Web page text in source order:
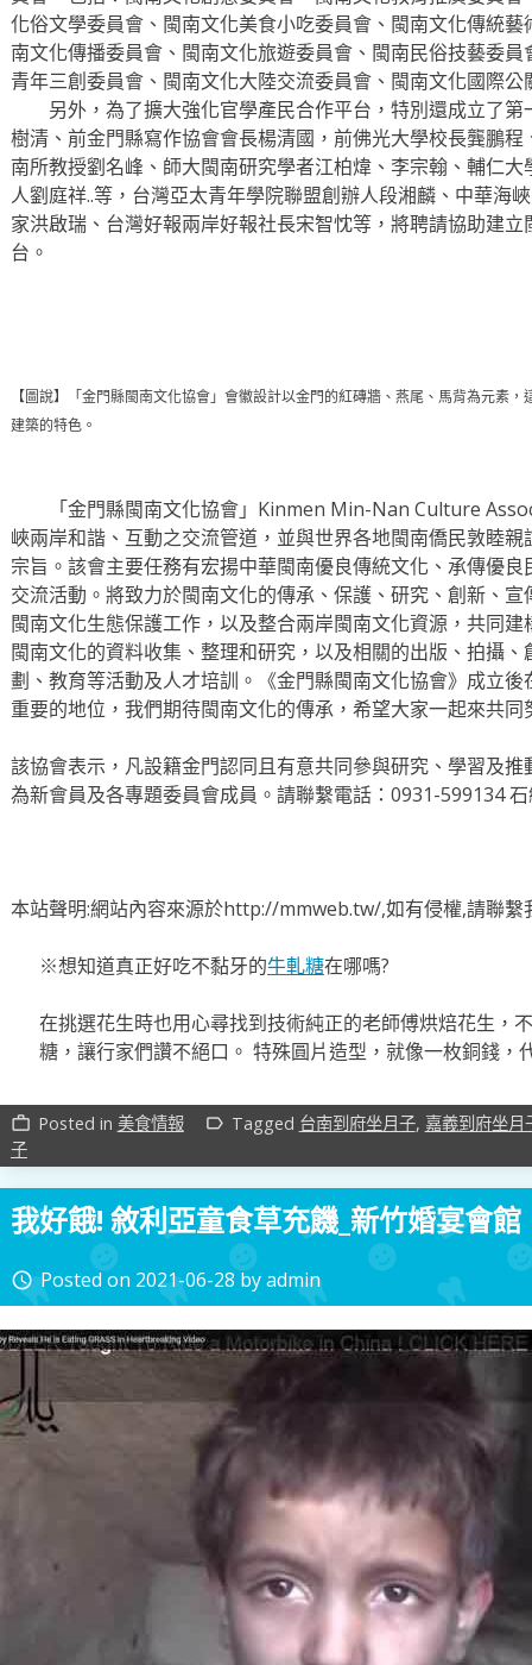
化俗文學委員會、閩南文化美食小吃委員會、閩南文化傳統
南文化傳播委員會、閩南文化旅遊委員會、閩南民俗技藝委
青年三創委員會、閩南文化大陸交流委員會、閩南文化國際
另外，為了擴大強化官學產民合作平台，特別還成立了第
樹清、前金門縣寫作協會會長楊清國，前佛光大學校長龔鵬
南所教授劉名峰、師大閩南研究學者江柏煒、李宗翰、輔仁
人劉庭祥..等，台灣亞太青年學院聯盟創辦人段湘麟、中華海
家洪啟瑞、台灣好報兩岸好報社長宋智忱等，將聘請協助建
台。
【圖說】「金門縣閩南文化協會」會徽設計以金門的紅磚牆、燕尾、馬背為元素
建築的特色。
「金門縣閩南文化協會」Kinmen Min-Nan Culture
峽兩岸和諧、互動之交流管道，並與世界各地閩南僑民敦睦
宗旨。該會主要任務有宏揚中華閩南優良傳統文化、承傳優
交流活動。將致力於閩南文化的傳承、保護、研究、創新、
閩南文化生態保護工作，以及整合兩岸閩南文化資源，共同
閩南文化的資料收集、整理和研究，以及相關的出版、拍攝
劃、教育等活動及人才培訓。《金門縣閩南文化協會》成立
重要的地位，我們期待閩南文化的傳承，希望大家一起來共同
該協會表示，凡設籍金門認同且有意共同參與研究、學習及
為新會員及各專題委員會成員。請聯繫電話：0931-599134
本站聲明:網站內容來源於http://mmweb.tw/,如有侵權,請聯繫
※想知道真正好吃不黏牙的牛軋糖在哪嗎?
在挑選花生時也用心尋找到技術純正的老師傅烘焙花生，
糖，讓行家們讚不絕口。 特殊圓片造型，就像一枚銅錢，
work_outline Posted in 美食情報 label_outline Tagged 台南到府坐月子, 嘉義到府坐月
子
我好餓! 敘利亞童食草充饑_新竹婚宴會館
access_time Posted on 2021-06-28 byadmin